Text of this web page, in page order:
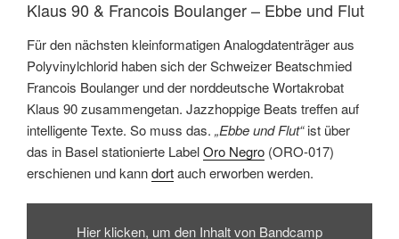
Klaus 90 & Francois Boulanger – Ebbe und Flut
Für den nächsten kleinformatigen Analogdatenträger aus
Polyvinylchlorid haben sich der Schweizer Beatschmied
Francois Boulanger und der norddeutsche Wortakrobat
Klaus 90 zusammengetan. Jazzhoppige Beats treffen auf
intelligente Texte. So muss das. „Ebbe und Flut“ist über
das in Basel stationierte LabelOro Negro (ORO-017)
erschienen und kanndortauch erworben werden.
Inhalt
BandcampHier klicken, um den Inhalt von Bandcamp